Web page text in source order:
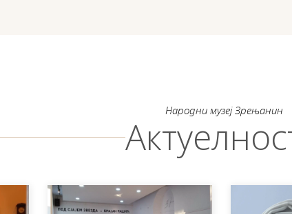
Народни музеј Зрењанин